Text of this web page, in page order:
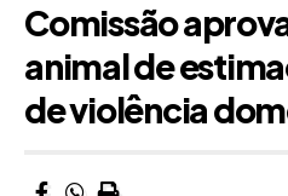
Comissão
animal de
de violência